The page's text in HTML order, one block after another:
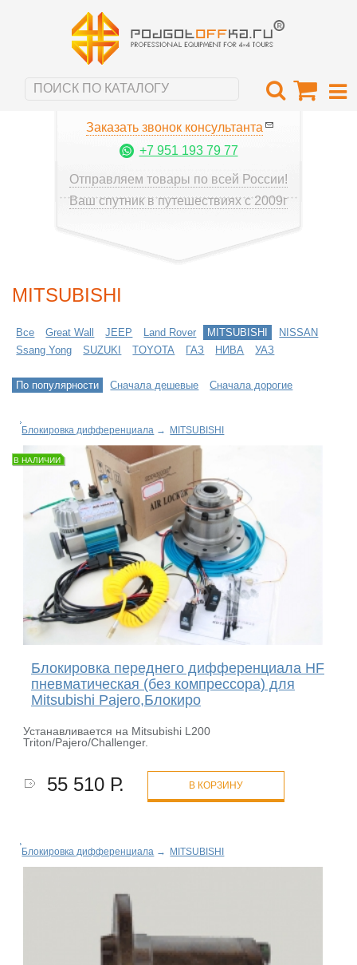
Заказать звонок консультанта
+7 951 193 79 77
Отправляем товары по всей России!
Ваш спутник в путешествиях с 2009г
MITSUBISHI
Все Great Wall JEEP Land Rover MITSUBISHI
NISSAN
Ssang Yong
SUZUKI TOYOTA ГАЗ НИВА УАЗ
По популярности Сначала дешевые Сначала дорогие
Блокировка дифференциала → MITSUBISHI
В НАЛИЧИИ
Блокировка переднего дифференциала HF
пневматическая (без компрессора) для
Mitsubishi Pajero,Блокиро
Устанавливается на Mitsubishi L200
Triton/Pajero/Challenger.
55 510 Р. В КОРЗИНУ
Блокировка дифференциала → MITSUBISHI